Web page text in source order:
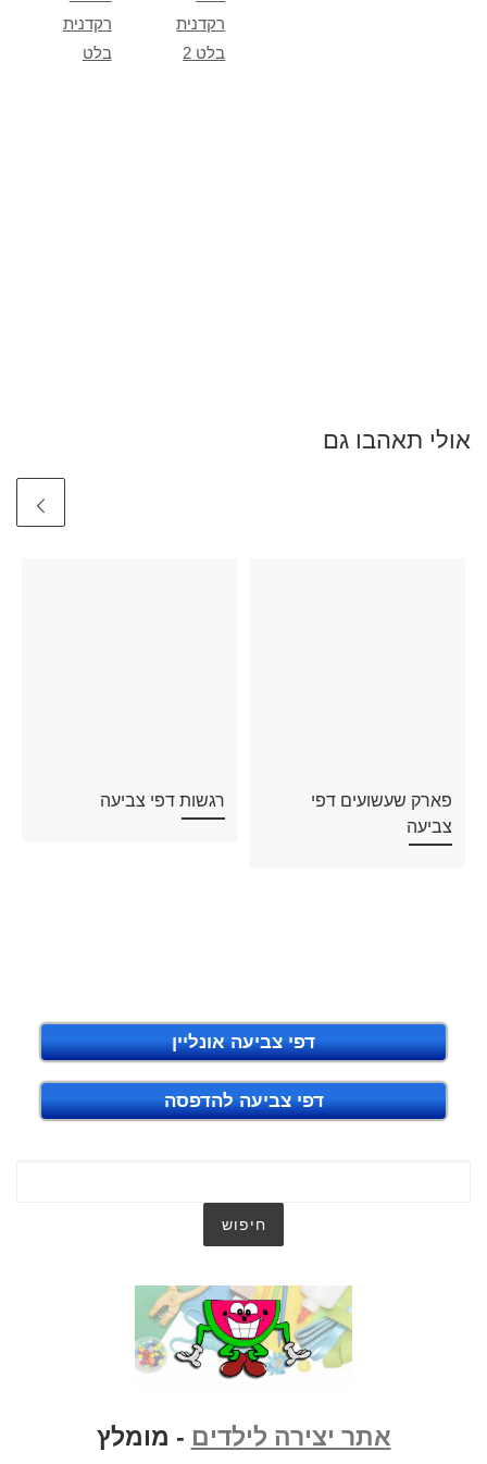
רקדנית
בלט
רקדנית
בלט 2
אולי תאהבו גם
פארק שעשועים דפי
צביעה
רגשות דפי צביעה
דפי צביעה אונליין
דפי צביעה להדפסה
אתר יצירה לילדים - מומלץ